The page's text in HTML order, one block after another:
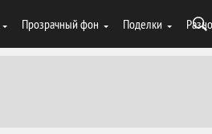
Прозрачный фон Поделки